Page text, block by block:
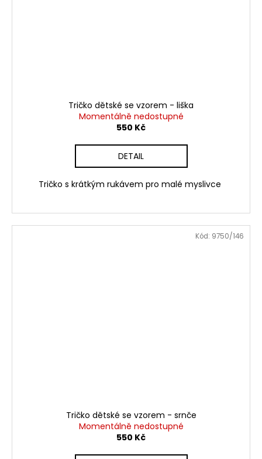
Tričko dětské se vzorem - liška
Momentálně nedostupné
550 Kč
DETAIL
Tričko s krátkým rukávem pro malé myslivce
Tričko dětské se vzorem - srnče
Momentálně nedostupné
550 Kč
Kód: 9750/146